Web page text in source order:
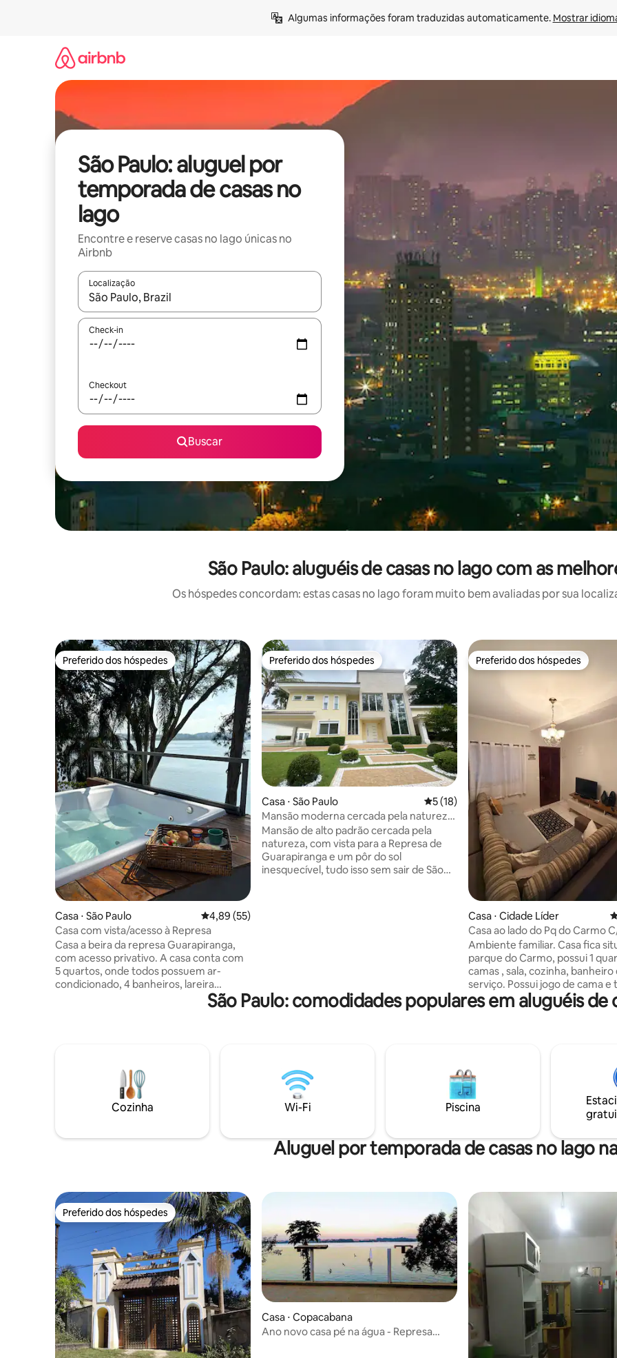
Algumas informações foram traduzidas automaticamente. Mostrar
São Paulo: aluguel por
temporada de casas no
lago
Encontre e reserve casas no lago únicas no
Airbnb
Localização
Quando os resultados estiverem disponíveis, explore-os usando as seta para cima e para baixo do teclado ou tocando
Check-in
Checkout
Buscar
São Paulo: aluguéis de casas no lago com as
Os hóspedes concordam: estas casas no lago foram muito bem avaliadas por sua
Preferido dos hóspedes
Preferido dos hóspedes
Casa ⋅ São Paulo 4,89 de uma avaliação média de 5, 55 avaliações
4,89 (55)
Casa com vista/acesso à Represa
Casa a beira da represa Guarapiranga,
com acesso privativo. A casa conta com
5 quartos, onde todos possuem ar-
condicionado, 4 banheiros, lareira
FAMILIAR - NÃO É PERMITIDO FESTAS E
trilhas a pé ou de bicicleta! Permitimos
apenas cachorros de pequeno porte.
Não é permitido que os cachorros
entrem na hidromassagem.
Preferido dos hóspedes
Preferido dos hóspedes
Casa ⋅ São Paulo 5 de uma avaliação média de 5, 18
5 (18)
Mansão moderna cercada pela natureza
em São Paulo
Mansão de alto padrão cercada pela
natureza, com vista para a Represa de
Guarapiranga e um pôr do sol
inesquecível, tudo isso sem sair de São
parque com píer público e iates clubes.
Preferido dos hóspedes
Preferido dos hóspedes
Casa ⋅ Cidade Líder
Casa ao lado do Pq do Carmo
Próx Neo Quimic
Ambiente familiar. Casa fica
parque do Carmo, possui 1
camas , sala, cozinha, banheiro
serviço. Possui jogo de cama e tv com
todos canais, tem todos os
geladeira, fogão, microondas,
Química Corinthians. Ao lado de grandes
redes de supermercado,
açougues restaurantes,
japoneses e carne.
São Paulo: comodidades populares em aluguéis de
Cozinha Wi-Fi Piscina
Aluguel por temporada de casas no lago
Preferido dos hóspedes
Preferido dos hóspedes
Casa ⋅ Copacabana
Ano novo casa pé na água - Represa